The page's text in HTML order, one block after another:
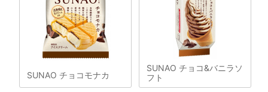
SUNAO チョコモナカ
SUNAO チョコ&バニラソ
フト